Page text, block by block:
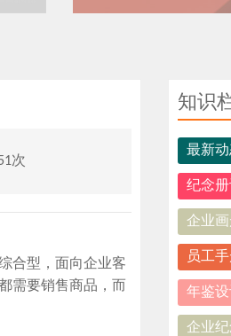
次
合型，面向企业客
需要销售商品，而
知识
最新动
纪念
企业画
员工
年鉴
企业